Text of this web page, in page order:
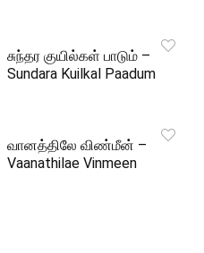
சுந்தர குயில்கள் பாடும் –
Sundara Kuilkal Paadum
வானத்திலே விண்மீன் –
Vaanathilae Vinmeen